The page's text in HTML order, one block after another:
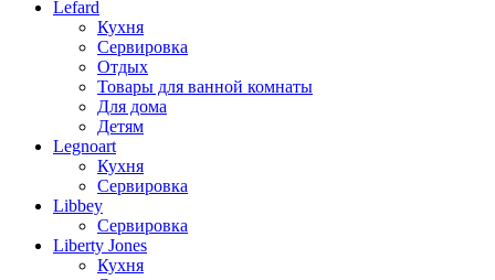
Lefard
Кухня
Сервировка
Отдых
Товары для ванной комнаты
Для дома
Детям
Legnoart
Кухня
Сервировка
Libbey
Сервировка
Liberty Jones
Кухня